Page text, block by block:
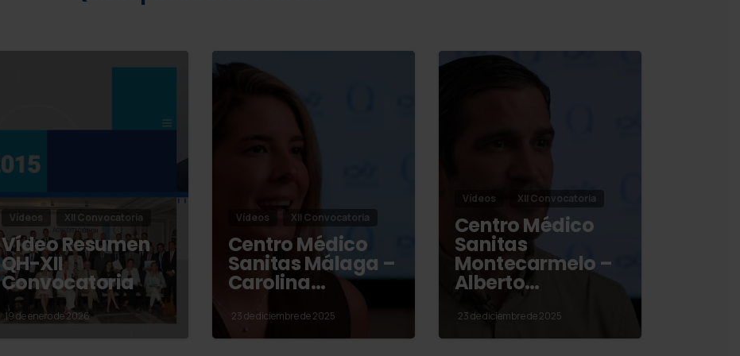
Vídeos XII Convocatoria
Vídeo Resumen
QH-XII
Convocatoria
19 de enero de 2026
Vídeos XII Convocatoria
Centro Médico
Sanitas Málaga –
Carolina…
23 de diciembre de 2025
Vídeos XII Convocatoria
Centro Médico
Sanitas
Montecarmelo –
Alberto…
23 de diciembre de 2025